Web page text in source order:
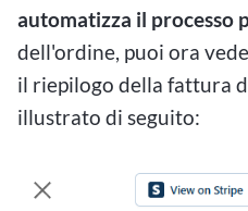
automatizza il processo
dell'ordine, puoi ora
il riepilogo della fattura
illustrato di seguito: